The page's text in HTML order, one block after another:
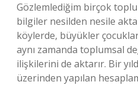
Gözlemlediğim birçok
bilgiler nesilden nesile
köylerde, büyükler
aynı zamanda toplumsal
ilişkilerini de aktarır. Bir
üzerinden yapılan